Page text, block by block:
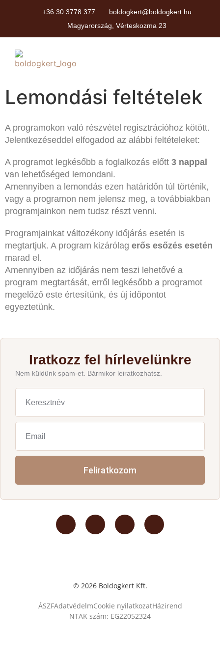
+36 30 3778 377
boldogkert@boldogkert.hu
Magyarország, Vérteskozma 23
Lemondási feltételek
A programokon való részvétel regisztrációhoz kötött.
Jelentkezéseddel elfogadod az alábbi feltételeket:
A programot legkésőbb a foglalkozás előtt 3 nappal
van lehetőséged lemondani.
Amennyiben a lemondás ezen határidőn túl történik,
vagy a programon nem jelensz meg, a továbbiakban
programjainkon nem tudsz részt venni.
Programjainkat változékony időjárás esetén is
megtartjuk. A program kizárólag erős esőzés esetén
marad el.
Amennyiben az időjárás nem teszi lehetővé a
program megtartását, erről legkésőbb a programot
megelőző este értesítünk, és új időpontot
egyeztetünk.
Iratkozz fel hírlevelünkre
Nem küldünk spam-et. Bármikor leiratkozhatsz.
Feliratkozom
© 2026 Boldogkert Kft.
ÁSZFAdatvédelmCookie nyilatkozatHázirend
NTAK szám: EG22052324